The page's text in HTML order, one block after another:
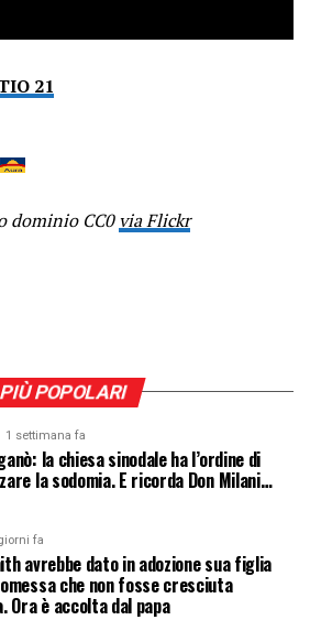
21
dominio CC0via Flickr
PIÙ POPOLARI
1 settimana fa
la chiesa sinodale ha l’ordine di
la sodomia. E ricorda Don Milani…
fa
avrebbe dato in adozione sua figlia
che non fosse cresciuta
Ora è accolta dal papa